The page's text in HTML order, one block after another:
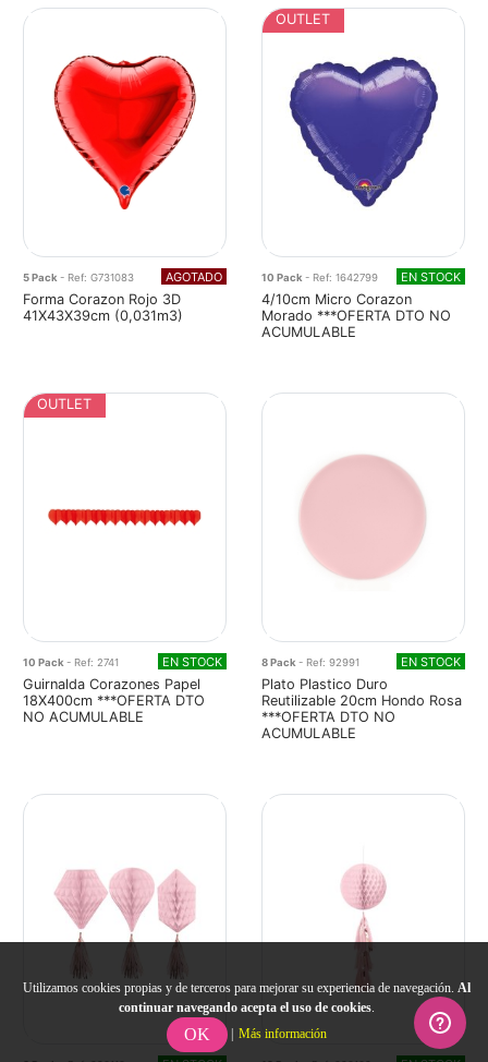
5 Pack - Ref: G731083 AGOTADO
Forma Corazon Rojo 3D
41X43X39cm (0,031m3)
OUTLET
10 Pack - Ref: 1642799 EN STOCK
4/10cm Micro Corazon
Morado ***OFERTA DTO NO
ACUMULABLE
OUTLET
10 Pack- Ref: 2741 EN STOCK
Guirnalda Corazones Papel
18X400cm ***OFERTA DTO
NO ACUMULABLE
8 Pack- Ref: 92991 EN STOCK
Plato Plastico Duro
Reutilizable 20cm Hondo Rosa
***OFERTA DTO NO
ACUMULABLE
Utilizamos cookies propias y de terceros para mejorar su experiencia de navegación. Al
continuar navegando acepta el uso de cookies.
OK | Más información